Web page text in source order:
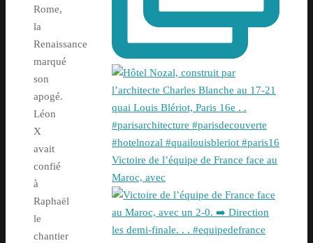
Rome,
la
Renaissance
marqué
son
apogé.
Léon
X
avait
confié
à
Raphaël
le
chantier
Victoire de l’équipe de France face au
Maroc, avec